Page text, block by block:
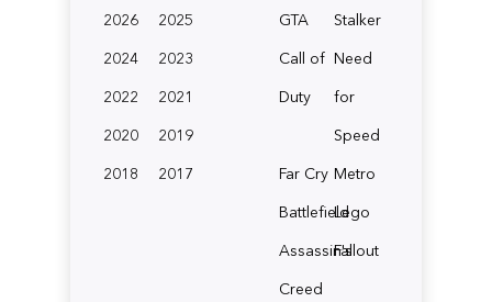
2026
2025
2024
2023
2022
2021
2020
2019
2018
2017
GTA
Stalker
Call of
Duty
Need
for
Speed
Far Cry Metro
BattlefieldLego
Assassin's
Creed
Fallout